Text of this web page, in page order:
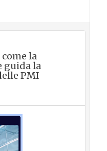
la
guida la
PMI